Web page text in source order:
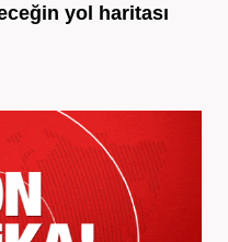
yol haritası